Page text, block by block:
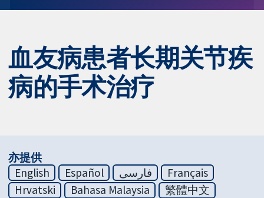
血友病患者长期关节疾
病的手术治疗
亦提供
English
Español فارسی
Français
Hrvatski
Bahasa Malaysia
繁體中文